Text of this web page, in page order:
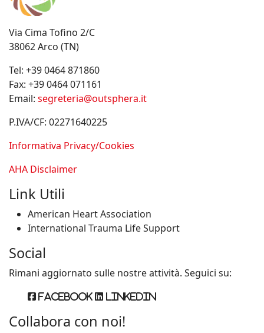
Via Cima Tofino 2/C
38062 Arco (TN)
Tel: +39 0464 871860
Fax: +39 0464 071161
Email: segreteria@outsphera.it
P.IVA/CF: 02271640225
Informativa Privacy/Cookies
AHA Disclaimer
Link Utili
American Heart Association
International Trauma Life Support
Social
Rimani aggiornato sulle nostre attività. Seguici su:
Facebook Linkedin
Collabora con noi!